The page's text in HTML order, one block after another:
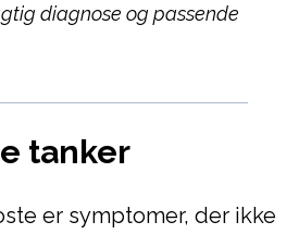
diagnose og passende
tanker
er symptomer, der ikke